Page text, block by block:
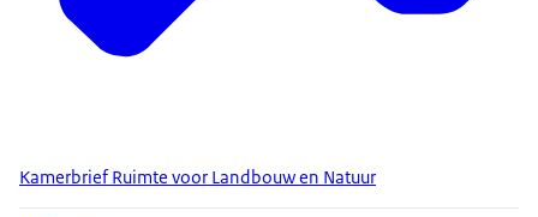
Kamerbrief Ruimte voor Landbouw en Natuur